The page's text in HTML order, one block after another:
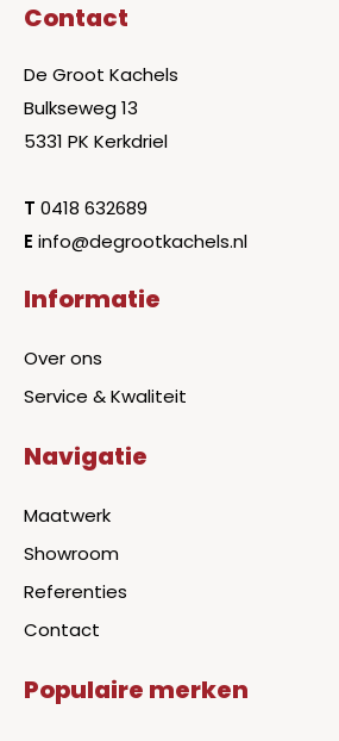
Contact
De Groot Kachels
Bulkseweg 13
5331 PK Kerkdriel
T 0418 632689
E info@degrootkachels.nl
Informatie
Over ons
Service & Kwaliteit
Navigatie
Maatwerk
Showroom
Referenties
Contact
Populaire merken